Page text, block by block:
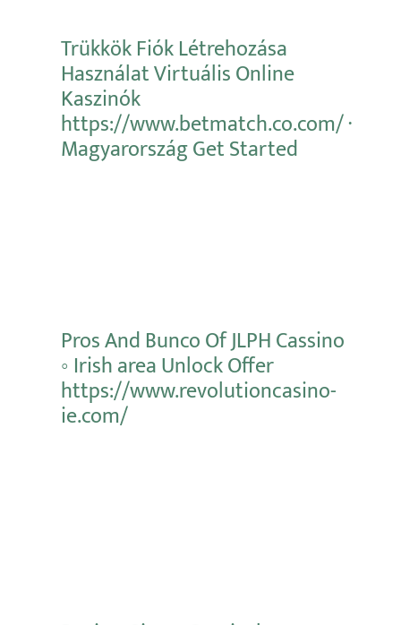
Trükkök Fiók Létrehozása
Használat Virtuális Online
Kaszinók
https://www.betmatch.co.com/ ·
Magyarország Get Started
Pros And Bunco Of JLPH Cassino
◦ Irish area Unlock Offer
https://www.revolutioncasino-
ie.com/